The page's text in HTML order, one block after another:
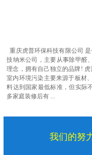
重庆虎普环保科技有限公司
技纳米公司，主要从事除甲醛
理念，拥有自己独立的品牌!
室内环境污染主要来源于板材
料达到国家最低标准，但实际
多家庭装修后有 ...
我们的努